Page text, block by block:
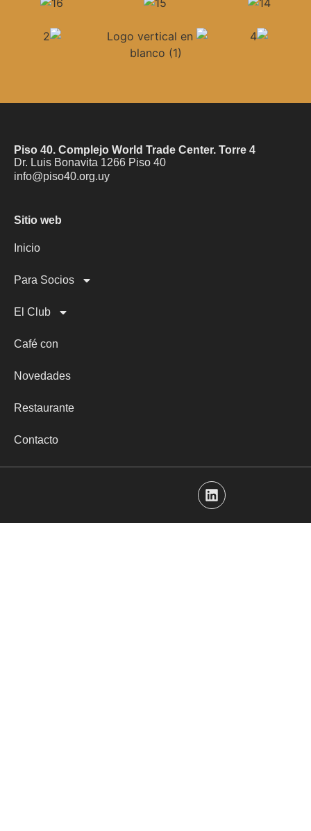
Piso 40. Complejo World Trade Center. Torre 4
Dr. Luis Bonavita 1266 Piso 40
info@piso40.org.uy
Sitio web
Inicio
Para Socios
El Club
Café con
Novedades
Restaurante
Contacto